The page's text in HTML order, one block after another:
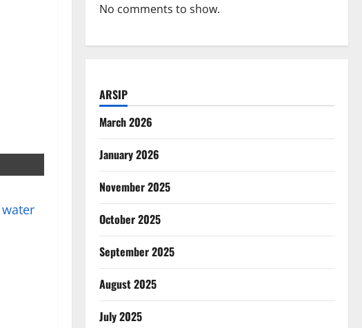
water
No comments to show.
ARSIP
March 2026
January 2026
November 2025
October 2025
September 2025
August 2025
July 2025